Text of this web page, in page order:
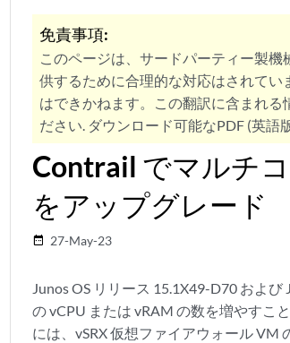
免責事項:
このページは、サードパーティー製
供するために合理的な対応はされて
はできかねます。この翻訳に含まれる
ださい. ダウンロード可能なPDF (英語
Contrail でマルチ
をアップグレード
date_range 27-May-23
Junos OS リリース 15.1X49-D70 およ
の vCPU または vRAM の数を増やすこ
には、vSRX 仮想ファイアウォール